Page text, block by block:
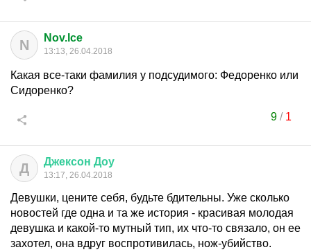
N Nov.Ice
13:13, 26.04.2018
Какая все-таки фамилия у подсудимого: Федоренко или
Сидоренко?
9/ 1
Д Джексон Доу
13:17, 26.04.2018
Девушки, цените себя, будьте бдительны. Уже сколько
новостей где одна и та же история - красивая молодая
девушка и какой-то мутный тип, их что-то связало, он ее
захотел, она вдруг воспротивилась, нож-убийство.